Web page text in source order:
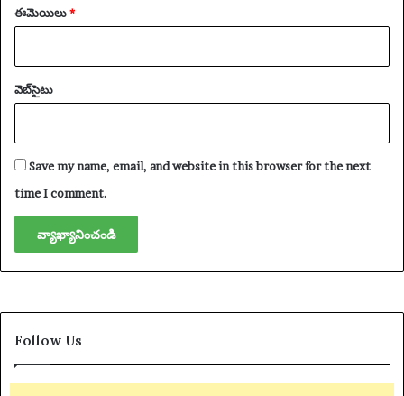
ఈమెయిలు*
వెబ్‌సైటు
Save my name, email, and website in this browser for the next
time I comment.
Follow Us